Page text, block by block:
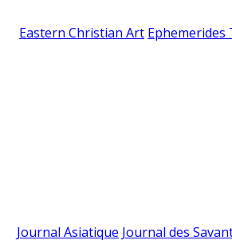
Eastern Christian Art Ephemerides
Journal Asiatique Journal des